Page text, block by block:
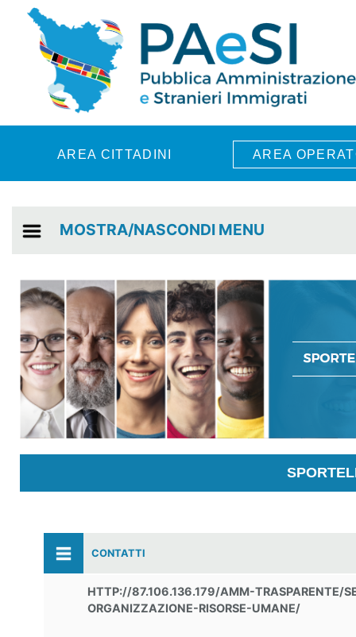
Skip to main content
AREA CITTADINI AREA
MOSTRA/NASCONDI MENU
CONTATTI
HTTP://87.106.136.179/AMM-TRASPARENTE/
ORGANIZZAZIONE-RISORSE-UMANE/